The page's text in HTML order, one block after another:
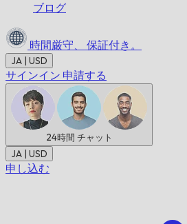
ブログ
時間厳守、 保証付き。
JA | USD
サインイン 申請する
24時間 チャット
JA | USD
申し込む